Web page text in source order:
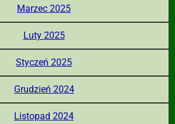
Marzec 2025
Luty 2025
Styczeń 2025
Grudzień 2024
Listopad 2024